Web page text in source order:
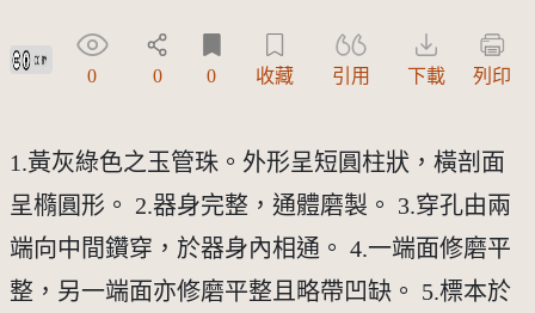
創用CC姓名標示 3.0 台灣及其後版本(CC BY 3.0 TW +)
0 0 0 收藏 引用 下載 列印
1.黃灰綠色之玉管珠。外形呈短圓柱狀，橫剖面
呈橢圓形。 2.器身完整，通體磨製。 3.穿孔由兩
端向中間鑽穿，於器身內相通。 4.一端面修磨平
整，另一端面亦修磨平整且略帶凹缺。 5.標本於